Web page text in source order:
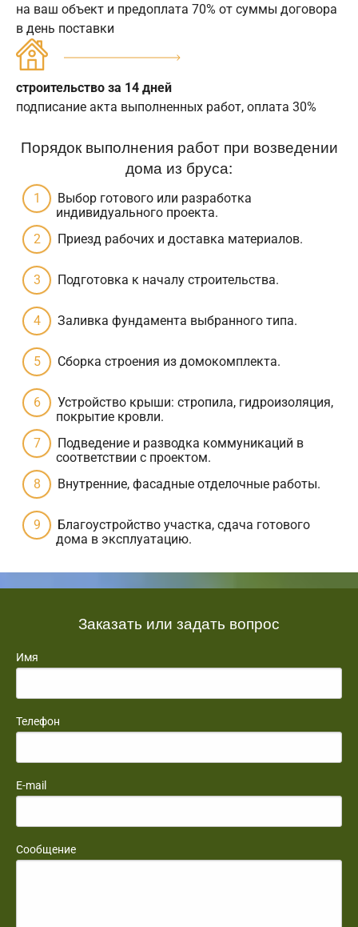
на ваш объект и предоплата 70% от суммы договора
в день поставки
строительство за 14 дней
подписание акта выполненных работ, оплата 30%
Порядок выполнения работ при возведении
дома из бруса:
Выбор готового или разработка
индивидуального проекта.
Приезд рабочих и доставка материалов.
Подготовка к началу строительства.
Заливка фундамента выбранного типа.
Сборка строения из домокомплекта.
Устройство крыши: стропила, гидроизоляция,
покрытие кровли.
Подведение и разводка коммуникаций в
соответствии с проектом.
Внутренние, фасадные отделочные работы.
Благоустройство участка, сдача готового
дома в эксплуатацию.
Заказать или задать вопрос
Имя
Телефон
E-mail
Сообщение